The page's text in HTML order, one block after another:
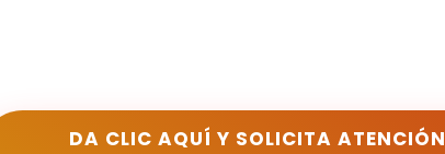
DA CLIC AQUÍ Y SOLICITA ATENCIÓN